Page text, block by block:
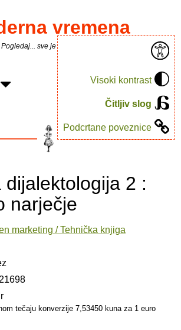
Visoki kontrast
Čitljiv slog
Podcrtane poveznice
vremena
Pogledaj... sve je puno knjiga.
dijalektologija 2 :
narječje
marketing / Tehnička knjiga
tečaju konverzije 7,53450 kuna za 1 euro